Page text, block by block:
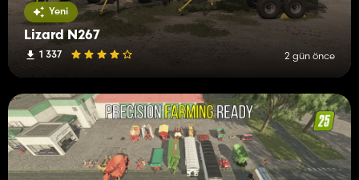
Yeni
Lizard N267
1 337 2 gün önce